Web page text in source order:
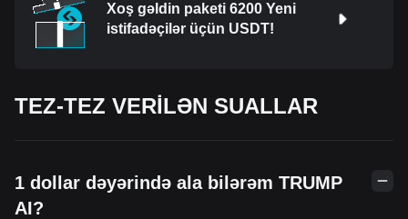
Xoş gəldin paketi 6200 Yeni
istifadəçilər üçün USDT!
TEZ-TEZ VERİLƏN SUALLAR
1 dollar dəyərində ala bilərəm TRUMP
AI?